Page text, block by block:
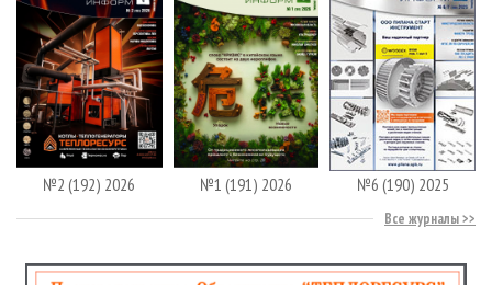
№2 (192) 2026 №1 (191) 2026 №6 (190) 2025
Все журналы